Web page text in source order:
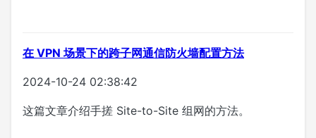
在 VPN 场景下的跨子网通信防火墙配置方法
2024-10-24 02:38:42
这篇文章介绍手搓 Site-to-Site 组网的方法。